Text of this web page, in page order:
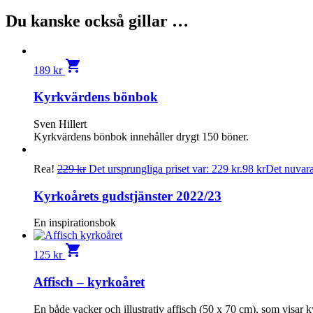
Du kanske också gillar …
189 kr shopping_cart
Kyrkvärdens bönbok
Sven Hillert
Kyrkvärdens bönbok innehåller drygt 150 böner.
Rea! 229kr Det ursprungliga priset var: 229 kr.98 krDet
Kyrkoårets gudstjänster 2022/23
En inspirationsbok
125 kr shopping_cart
Affisch – kyrkoåret
En både vacker och illustrativ affisch (50 x 70 cm), som visar